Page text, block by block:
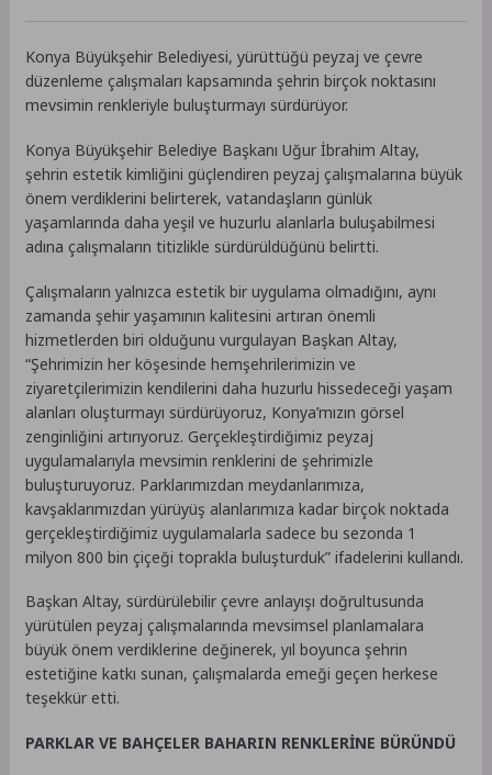
Konya Büyükşehir Belediyesi, yürüttüğü peyzaj ve çevre
düzenleme çalışmaları kapsamında şehrin birçok noktasını
mevsimin renkleriyle buluşturmayı sürdürüyor.
Konya Büyükşehir Belediye Başkanı Uğur İbrahim Altay,
şehrin estetik kimliğini güçlendiren peyzaj çalışmalarına büyük
önem verdiklerini belirterek, vatandaşların günlük
yaşamlarında daha yeşil ve huzurlu alanlarla buluşabilmesi
adına çalışmaların titizlikle sürdürüldüğünü belirtti.
Çalışmaların yalnızca estetik bir uygulama olmadığını, aynı
zamanda şehir yaşamının kalitesini artıran önemli
hizmetlerden biri olduğunu vurgulayan Başkan Altay,
“Şehrimizin her köşesinde hemşehrilerimizin ve
ziyaretçilerimizin kendilerini daha huzurlu hissedeceği yaşam
alanları oluşturmayı sürdürüyoruz, Konya’mızın görsel
zenginliğini artırıyoruz. Gerçekleştirdiğimiz peyzaj
uygulamalarıyla mevsimin renklerini de şehrimizle
buluşturuyoruz. Parklarımızdan meydanlarımıza,
kavşaklarımızdan yürüyüş alanlarımıza kadar birçok noktada
gerçekleştirdiğimiz uygulamalarla sadece bu sezonda 1
milyon 800 bin çiçeği toprakla buluşturduk” ifadelerini kullandı.
Başkan Altay, sürdürülebilir çevre anlayışı doğrultusunda
yürütülen peyzaj çalışmalarında mevsimsel planlamalara
büyük önem verdiklerine değinerek, yıl boyunca şehrin
estetiğine katkı sunan, çalışmalarda emeği geçen herkese
teşekkür etti.
PARKLAR VE BAHÇELER BAHARIN RENKLERİNE BÜRÜNDÜ